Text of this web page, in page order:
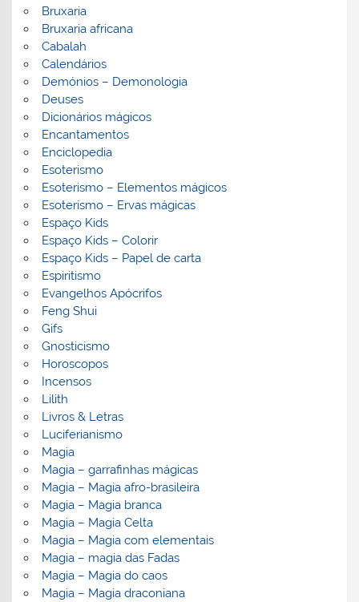
Bruxaria
Bruxaria africana
Cabalah
Calendários
Demónios – Demonologia
Deuses
Dicionários mágicos
Encantamentos
Enciclopedia
Esoterismo
Esoterismo – Elementos mágicos
Esoterismo – Ervas mágicas
Espaço Kids
Espaço Kids – Colorir
Espaço Kids – Papel de carta
Espiritismo
Evangelhos Apócrifos
Feng Shui
Gifs
Gnosticismo
Horoscopos
Incensos
Lilith
Livros & Letras
Luciferianismo
Magia
Magia – garrafinhas mágicas
Magia – Magia afro-brasileira
Magia – Magia branca
Magia – Magia Celta
Magia – Magia com elementais
Magia – magia das Fadas
Magia – Magia do caos
Magia – Magia draconiana